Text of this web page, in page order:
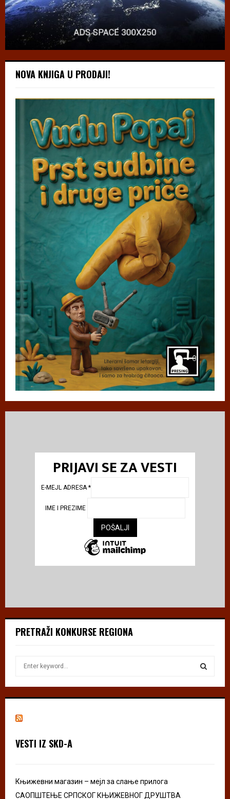
NOVA KNJIGA U PRODAJI!
PRIJAVI SE ZA VESTI
E-MEJL ADRESA*
IME I PREZIME
PRETRAŽI KONKURSE REGIONA
h
r
S
VESTI IZ SKD-A
Књижевни магазин – мејл за слање прилога
САОПШТЕЊЕ СРПСКОГ КЊИЖЕВНОГ ДРУШТВА